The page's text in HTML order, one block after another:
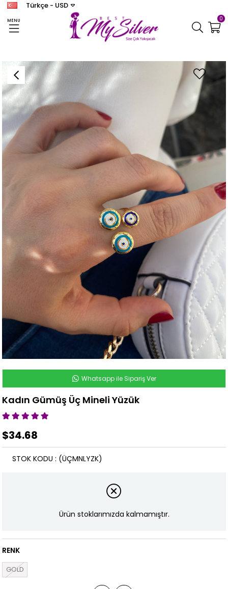
MENU
Türkçe - USD
0
Kadın Gümüş Üç Mineli Yüzük
Whatsapp ile Sipariş Ver
Kadın Gümüş Üç Mineli Yüzük
$34.68
(ÜÇMNLYZK)
STOK KODU
Ürün stoklarımızda kalmamıştır.
RENK
GOLD